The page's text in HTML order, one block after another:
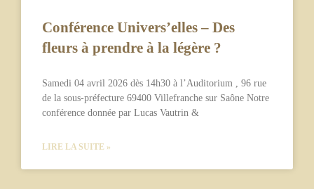
Conférence Univers’elles – Des
fleurs à prendre à la légère ?
Samedi 04 avril 2026 dès 14h30 à l’Auditorium , 96 rue
de la sous-préfecture 69400 Villefranche sur Saône Notre
conférence donnée par Lucas Vautrin &
LIRE LA SUITE »